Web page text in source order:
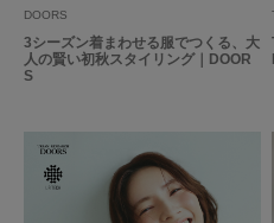
参考
素材感や使用した感じ…
DOORS
3シーズン着まわせる服でつくる、大
人の賢い初秋スタイリング｜DOOR
S